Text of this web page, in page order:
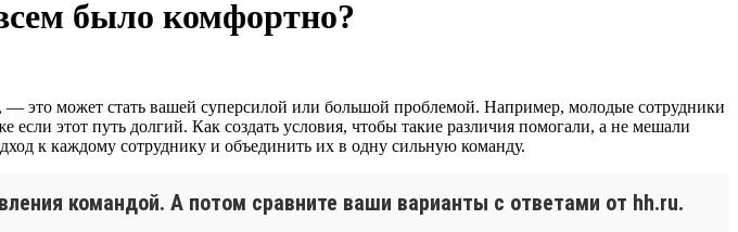
было комфортно?
это может стать вашей суперсилой или большой проблемой. Например, молодые сотрудники
этот путь долгий. Как создать условия, чтобы такие различия помогали, а не мешали
к каждому сотруднику и объединить их в одну сильную команду.
командой. А потом сравните ваши варианты с ответами от hh.ru.